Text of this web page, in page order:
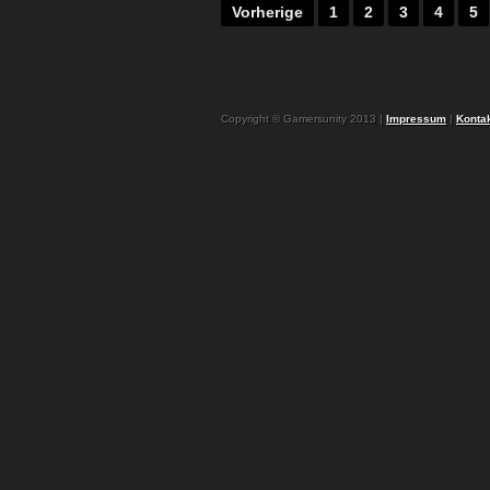
Vorherige 1 2 3 4 5
Copyright © Gamersunity 2013 | Impressum |